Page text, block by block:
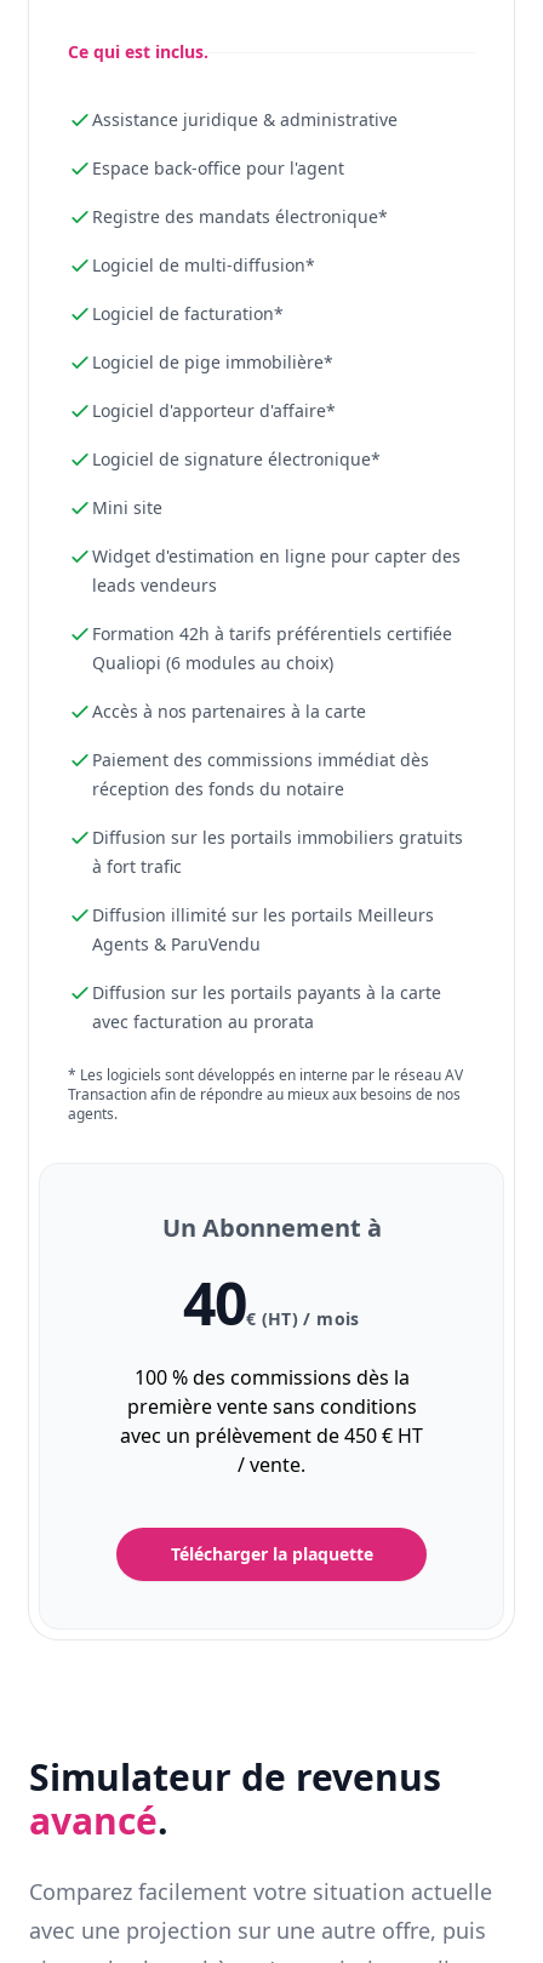
Ce qui est inclus.
Assistance juridique & administrative
Espace back-office pour l'agent
Registre des mandats électronique*
Logiciel de multi-diffusion*
Logiciel de facturation*
Logiciel de pige immobilière*
Logiciel d'apporteur d'affaire*
Logiciel de signature électronique*
Mini site
Widget d'estimation en ligne pour capter des
leads vendeurs
Formation 42h à tarifs préférentiels certifiée
Qualiopi (6 modules au choix)
Accès à nos partenaires à la carte
Paiement des commissions immédiat dès
réception des fonds du notaire
Diffusion sur les portails immobiliers gratuits
à fort trafic
Diffusion illimité sur les portails Meilleurs
Agents & ParuVendu
Diffusion sur les portails payants à la carte
avec facturation au prorata
* Les logiciels sont développés en interne par le réseau AV
Transaction afin de répondre au mieux aux besoins de nos
agents.
Un Abonnement à
40€ (HT) / mois
100 % des commissions dès la
première vente sans conditions
avec un prélèvement de 450 € HT
/ vente.
Télécharger la plaquette
Simulateur de revenus
avancé.
Comparez facilement votre situation actuelle
avec une projection sur une autre offre, puis